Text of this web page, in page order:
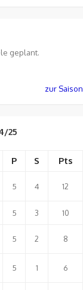
geplant.
zur Saison
25
P S Pts
5 4 12
5 3 10
5 2 8
5 1 6